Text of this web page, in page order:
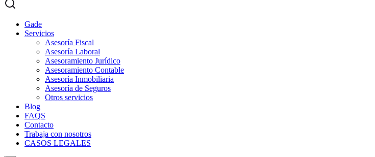
Gade
Servicios
Asesoría Fiscal
Asesoría Laboral
Asesoramiento Jurídico
Asesoramiento Contable
Asesoría Inmobiliaria
Asesoría de Seguros
Otros servicios
Blog
FAQS
Contacto
Trabaja con nosotros
CASOS LEGALES